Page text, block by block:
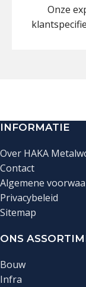
Onze
INFORMATIE
Over HAKA
Contact
Algemene
Privacybeleid
Sitemap
ONS
Bouw
Infra